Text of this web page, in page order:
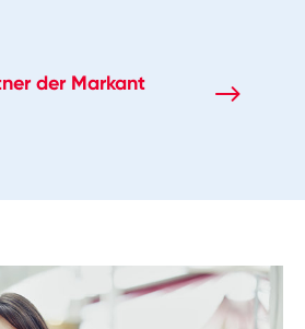
der Markant